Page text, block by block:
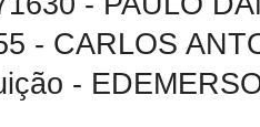
- CARLOS
-